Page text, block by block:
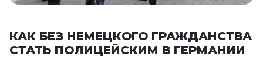
КАК БЕЗ НЕМЕЦКОГО ГРАЖДАНСТВА
СТАТЬ ПОЛИЦЕЙСКИМ В ГЕРМАНИИ